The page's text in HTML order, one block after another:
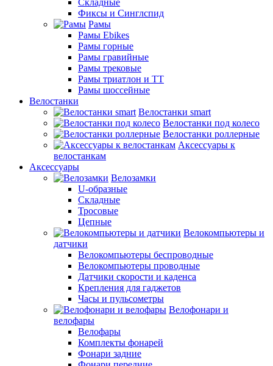
Складные
Фиксы и Синглспид
Рамы
Рамы Ebikes
Рамы горные
Рамы гравийные
Рамы трековые
Рамы триатлон и ТТ
Рамы шоссейные
Велостанки
Велостанки smart
Велостанки под колесо
Велостанки роллерные
Аксессуары к
велостанкам
Аксессуары
Велозамки
U-образные
Складные
Тросовые
Цепные
Велокомпьютеры и
датчики
Велокомпьютеры беспроводные
Велокомпьютеры проводные
Датчики скорости и каденса
Крепления для гаджетов
Часы и пульсометры
Велофонари и
велофары
Велофары
Комплекты фонарей
Фонари задние